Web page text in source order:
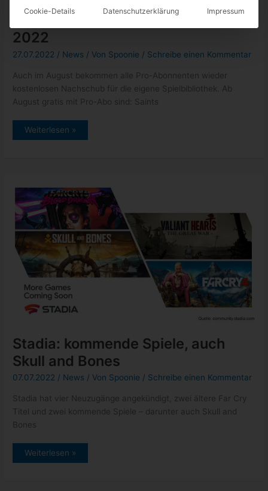
Stadia: neue Pro-Spiel im August
2022
27.07.2022 / News / Von Spoonie / Schreibe einen Kommentar
Auch im August bekommen alle Pro-Abonnenten wieder
kostenlosen Nachschub für die eigene Spielbibliothek. Ab
August gratis mit Pro-Abo sind: Saints
Stadia:
Weiterlesen »
Stadia: kommende Spiele, auch
Skull and Bones
07.07.2022 / News / Von Spoonie / Schreibe einen Kommentar
Stadia hat vier Neuzugänge angekündigt, zwei ältere Far Cry
Titel und zwei kommende Spiele – darunter auch Skull and
Bones
Stadia:
Weiterlesen »
Cookie-Details Datenschutzerklärung Impressum